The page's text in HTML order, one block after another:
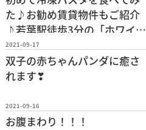
た♪お勧め賃貸物件もご紹介
♪若葉駅徒歩3分の「ホワイト
ビレッジ」
2021-09-17
双子の赤ちゃんパンダに癒さ
れます❣
2021-09-16
お腹まわり！！！